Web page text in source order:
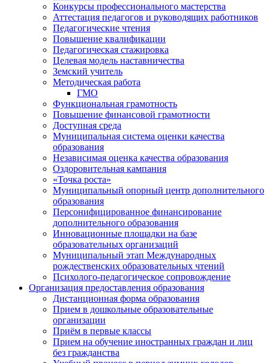
Конкурсы профессионального мастерства
Аттестация педагогов и руководящих работников
Педагогические чтения
Повышение квалификации
Педагогическая стажировка
Целевая модель наставничества
Земский учитель
Методическая работа
ГМО
Функциональная грамотность
Повышение финансовой грамотности
Доступная среда
Муниципальная система оценки качества
образования
Независимая оценка качества образования
Оздоровительная кампания
«Точка роста»
Муниципальный опорный центр дополнительного
образования
Персонифицированное финансирование
дополнительного образования
Инновационные площадки на базе
образовательных организаций
Муниципальный этап Международных
рождественских образовательных чтений
Психолого-педагогическое сопровождение
Организация предоставления образования
Дистанционная форма образования
Прием в дошкольные образовательные
организации
Приём в первые классы
Прием на обучение иностранных граждан и лиц
без гражданства